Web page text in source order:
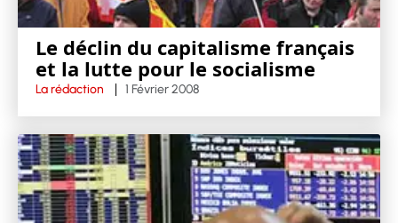
Le déclin du capitalisme français
et la lutte pour le socialisme
La rédaction 1 Février 2008